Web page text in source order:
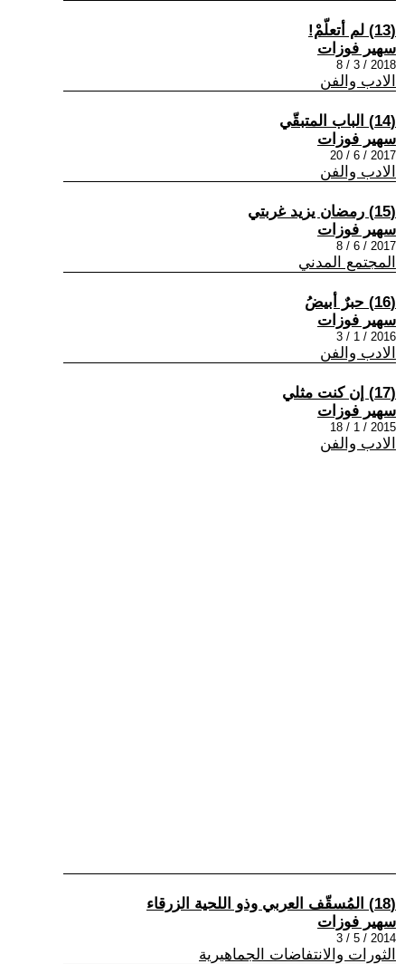
(13) لم أتعلّمْ!
سهير فوزات
2018 / 3 / 8
الادب والفن
(14) الباب المتبقّي
سهير فوزات
2017 / 6 / 20
الادب والفن
(15) رمضان يزيد غربتي
سهير فوزات
2017 / 6 / 8
المجتمع المدني
(16) حبرٌ أبيضُ
سهير فوزات
2016 / 1 / 3
الادب والفن
(17) إن كنت مثلي
سهير فوزات
2015 / 1 / 18
الادب والفن
(18) المُسقّف العربي وذو اللحية الزرقاء
سهير فوزات
2014 / 5 / 3
الثورات والانتفاضات الجماهيرية